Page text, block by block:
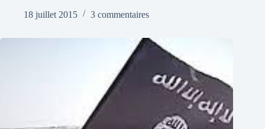
18 juillet 2015
3 commentaires